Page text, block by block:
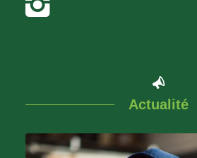
Actualité